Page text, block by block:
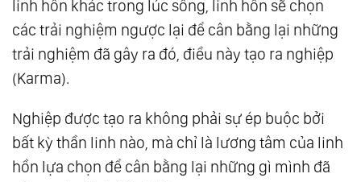
Đấng Tạo Hóa - Sự Dịch Chuyển Của Vũ Trụ
21.The Law Of One - Tần Số Rung Động Của
Con Người - Torus Linh Hồn
22.
Thiên Thần Và Ác Quỷ Có Thật Không?
23. Thượng Đế Sáng Tạo Thực Tại Sống Như
Thế Nào?
linh hồn khác trong lúc sống, linh hồn sẽ chọn
các trải nghiệm ngược lại để cân bằng lại những
trải nghiệm đã gây ra đó, điều này tạo ra nghiệp
(Karma).
Nghiệp được tạo ra không phải sự ép buộc bởi
bất kỳ thần linh nào, mà chỉ là lương tâm của linh
hồn lựa chọn để cân bằng lại những gì mình đã